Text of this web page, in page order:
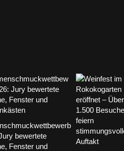
bewertete
Fenster und